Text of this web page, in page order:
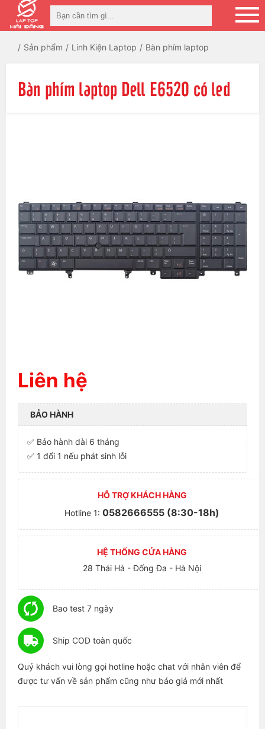
Sản phẩm Linh Kiện Laptop Bàn phím laptop
Bàn phím laptop Dell E6520 có led
Liên hệ
BẢO HÀNH
✅ Bảo hành dài 6 tháng
✅ 1 đổi 1 nếu phát sinh lỗi
HỖ TRỢ KHÁCH HÀNG
Hotline 1: 0582666555 (8:30-18h)
HỆ THỐNG CỬA HÀNG
28 Thái Hà - Đống Đa - Hà Nội
Bao test 7 ngày
Ship COD toàn quốc
Quý khách vui lòng gọi hotline hoặc chat với nhân viên để
được tư vấn về sản phẩm cũng như báo giá mới nhất